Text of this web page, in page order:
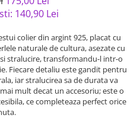
140,90 Lei
colier din argint 925, placat cu
naturale de cultura, asezate cu
stralucire, transformandu-l intr-o
Fiecare detaliu este gandit pentru
iar stralucirea sa de durata va
mult decat un accesoriu; este o
ce completeaza perfect orice